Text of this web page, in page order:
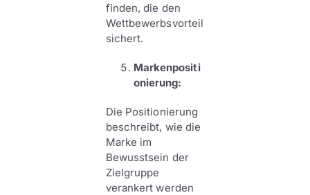
finden, die den
Wettbewerbsvorteil
sichert.
Markenpositi
onierung:
Die Positionierung
beschreibt, wie die
Marke im
Bewusstsein der
Zielgruppe
verankert werden